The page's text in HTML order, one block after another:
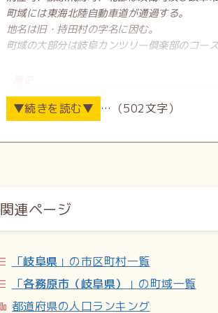
町域には東海北陸自動車道が通過する。
地名は旧・持田村の字名に因む。
町域の大部分は岐阜カンツリー倶楽部のコース
1980年（昭和55年）、蘇原持田町の一部と
世帯数と人口
小・中学校の学区
市立小・中学校に通う場合、学区は以下の通
主な施設など
蘇原自然公園／伊吹の滝／北山池／伊吹の
望台／北山展望台
…（502文字）
関連ページ
「岐阜県 」の市区町村一覧
「各務原市（岐阜県）
」の町域一覧
都道府県の人口ランキング